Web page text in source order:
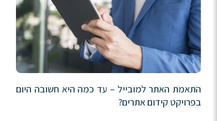
התאמת האתר למובייל – עד כמה היא חשובה היום
בפרויקט קידום אתרים?